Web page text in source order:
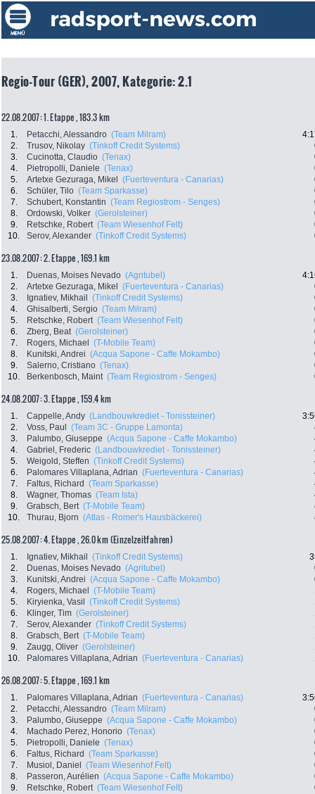
Regio-Tour (GER), 2007, Kategorie: 2.1
22.08.2007: 1. Etappe , 183.3 km
1. Petacchi, Alessandro (Team Milram)
2.
Trusov, Nikolay (Tinkoff Credit Systems)
3.
Cucinotta, Claudio (Tenax)
4.
Pietropolli, Daniele (Tenax)
5.
Artetxe Gezuraga, Mikel (Fuerteventura - Canarias)
6.
Schüler, Tilo (Team Sparkasse)
7.
Schubert, Konstantin (Team Regiostrom - Senges)
8.
Ordowski, Volker (Gerolsteiner)
9.
Retschke, Robert (Team Wiesenhof Felt)
10.
Serov, Alexander (Tinkoff Credit Systems)
23.08.2007: 2. Etappe , 169.1 km
1. Duenas, Moises Nevado (Agritubel)
2.
Artetxe Gezuraga, Mikel (Fuerteventura - Canarias)
3.
Ignatiev, Mikhail (Tinkoff Credit Systems)
4.
Ghisalberti, Sergio (Team Milram)
5.
Retschke, Robert (Team Wiesenhof Felt)
6.
Zberg, Beat (Gerolsteiner)
7.
Rogers, Michael (T-Mobile Team)
8.
Kunitski, Andrei (Acqua Sapone - Caffe Mokambo)
9.
Salerno, Cristiano (Tenax)
10.
Berkenbosch, Maint (Team Regiostrom - Senges)
24.08.2007: 3. Etappe , 159.4 km
1. Cappelle, Andy (Landbouwkrediet - Tonissteiner)
2.
Voss, Paul (Team 3C - Gruppe Lamonta)
3.
Palumbo, Giuseppe (Acqua Sapone - Caffe Mokambo)
4.
Gabriel, Frederic (Landbouwkrediet - Tonissteiner)
5.
Weigold, Steffen (Tinkoff Credit Systems)
6.
Palomares Villaplana, Adrian (Fuerteventura - Canarias)
7.
Faltus, Richard (Team Sparkasse)
8.
Wagner, Thomas (Team Ista)
9.
Grabsch, Bert (T-Mobile Team)
10.
Thurau, Bjorn (Atlas - Romer's Hausbäckerei)
25.08.2007: 4. Etappe , 26.0 km (Einzelzeitfahren)
1. Ignatiev, Mikhail (Tinkoff Credit Systems)
2.
Duenas, Moises Nevado (Agritubel)
3.
Kunitski, Andrei (Acqua Sapone - Caffe Mokambo)
4.
Rogers, Michael (T-Mobile Team)
5.
Kiryienka, Vasil (Tinkoff Credit Systems)
6.
Klinger, Tim (Gerolsteiner)
7.
Serov, Alexander (Tinkoff Credit Systems)
8.
Grabsch, Bert (T-Mobile Team)
9.
Zaugg, Oliver (Gerolsteiner)
10.
Palomares Villaplana, Adrian (Fuerteventura - Canarias)
26.08.2007: 5. Etappe , 169.1 km
1. Palomares Villaplana, Adrian (Fuerteventura - Canarias)
2.
Petacchi, Alessandro (Team Milram)
3.
Palumbo, Giuseppe (Acqua Sapone - Caffe Mokambo)
4.
Machado Perez, Honorio (Tenax)
5.
Pietropolli, Daniele (Tenax)
6.
Faltus, Richard (Team Sparkasse)
7.
Musiol, Daniel (Team Wiesenhof Felt)
8.
Passeron, Aurélien (Acqua Sapone - Caffe Mokambo)
9.
Retschke, Robert (Team Wiesenhof Felt)